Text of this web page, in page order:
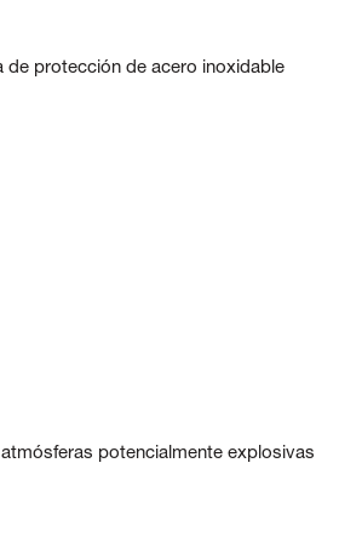
de protección de acero inoxidable
potencialmente explosivas